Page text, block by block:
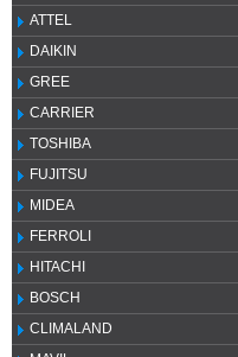
ATTEL
DAIKIN
GREE
CARRIER
TOSHIBA
FUJITSU
MIDEA
FERROLI
HITACHI
BOSCH
CLIMALAND